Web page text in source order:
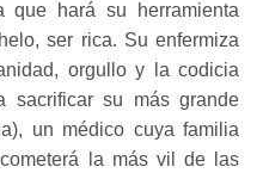
que hará su herramienta
ser rica. Su enfermiza
orgullo y la codicia
sacrificar su más grande
un médico cuya familia
la más vil de las